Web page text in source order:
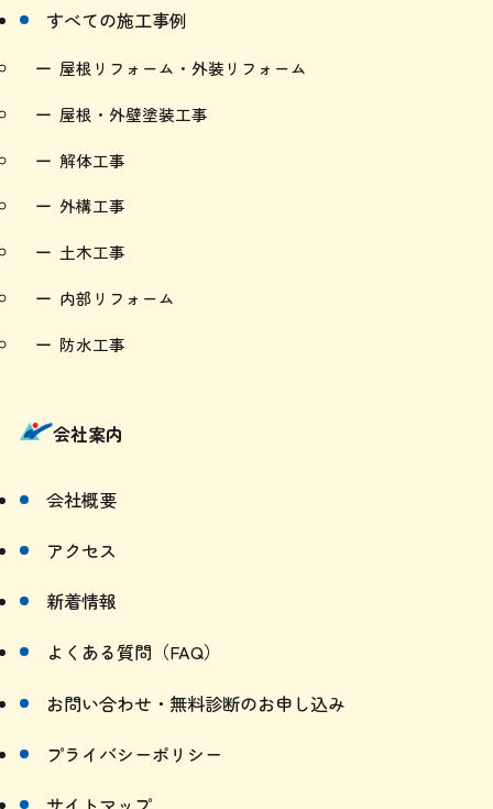
すべての施工事例
屋根リフォーム・外装リフォーム
屋根・外壁塗装工事
解体工事
外構工事
土木工事
内部リフォーム
防水工事
会社案内
会社概要
アクセス
新着情報
よくある質問（FAQ）
お問い合わせ・無料診断のお申し込み
プライバシーポリシー
サイトマップ